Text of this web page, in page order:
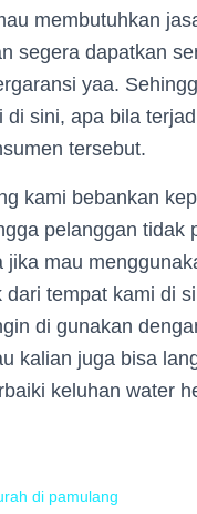
membutuhkan
segera dapatkan
yaa.
di sini, apa bila
tersebut.
kami bebankan
pelanggan
mau
dari tempat kami di
di gunakan
kalian juga bisa
keluhan water
di pamulang